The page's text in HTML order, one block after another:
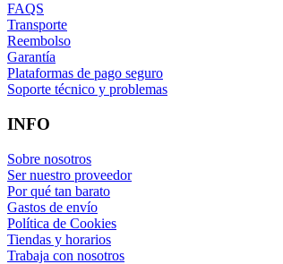
FAQS
Transporte
Reembolso
Garantía
Plataformas de pago seguro
Soporte técnico y problemas
INFO
Sobre nosotros
Ser nuestro proveedor
Por qué tan barato
Gastos de envío
Política de Cookies
Tiendas y horarios
Trabaja con nosotros